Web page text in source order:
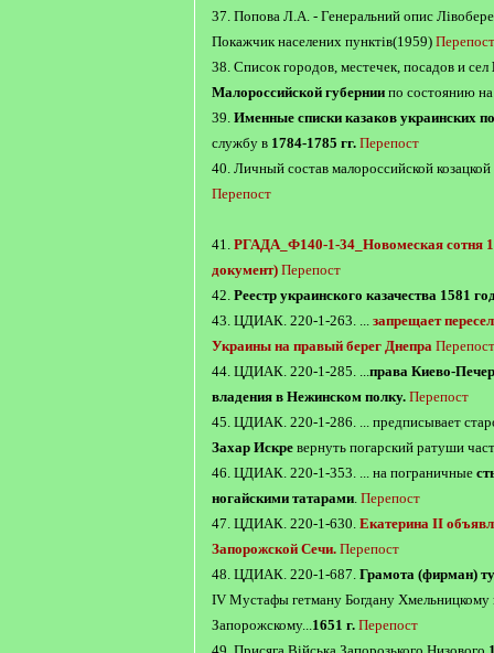
37. Попова Л.А. - Генеральний опис
Покажчик населених пунктів(1959) Перепост
38. Список городов, местечек, посадов и сел
Малороссийской губернии по состоянию
39. Именные списки казаков украинских
службу в 1784-1785 гг. Перепост
40. Личный состав малороссийской
Перепост
41. РГАДА_Ф140-1-34_Новомеская сотня
документ) Перепост
42. Реестр украинского казачества 1581
43. ЦДИАК. 220-1-263. ... запрещает
Украины на правый берег Днепра Перепост
44. ЦДИАК. 220-1-285. ...права Киево-
владения в Нежинском полку. Перепост
45. ЦДИАК. 220-1-286. ... предписывает
Захар Искре вернуть погарский ратуши
46. ЦДИАК. 220-1-353. ... на пограничные
ногайскими татарами. Перепост
47. ЦДИАК. 220-1-630. Екатерина II
Запорожской Сечи. Перепост
48. ЦДИАК. 220-1-687. Грамота (фирман)
IV Мустафы гетману Богдану Хмельницкому
Запорожскому...1651 г. Перепост